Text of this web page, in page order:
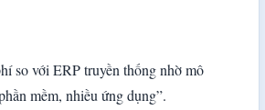
so với ERP truyền thống nhờ mô
mềm, nhiều ứng dụng”.